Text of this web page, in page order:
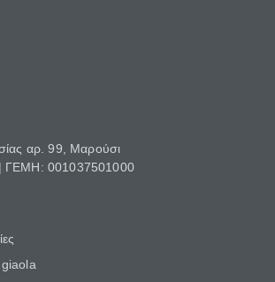
αρ. 99, Μαρούσι
001037501000